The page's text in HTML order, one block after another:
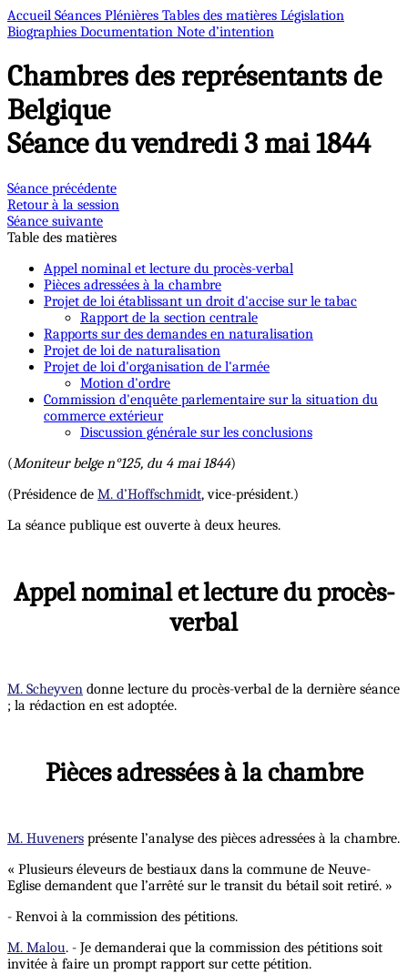
Accueil Séances Plénières Tables des matières Législation
Biographies Documentation Note d’intention
Chambres des représentants de
Belgique
Séance du vendredi 3 mai 1844
Séance précédente
Retour à la session
Séance suivante
Table des matières
Appel nominal et lecture du procès-verbal
Pièces adressées à la chambre
Projet de loi établissant un droit d'accise sur le tabac
Rapport de la section centrale
Rapports sur des demandes en naturalisation
Projet de loi de naturalisation
Projet de loi d'organisation de l'armée
Motion d'ordre
Commission d'enquête parlementaire sur la situation du
commerce extérieur
Discussion générale sur les conclusions
(Moniteur belge n°125, du 4 mai 1844)
(Présidence de M. d’Hoffschmidt, vice-président.)
La séance publique est ouverte à deux heures.
Appel nominal et lecture du procès-
verbal
M. Scheyven donne lecture du procès-verbal de la dernière séance
; la rédaction en est adoptée.
Pièces adressées à la chambre
M. Huveners présente l’analyse des pièces adressées à la chambre.
« Plusieurs éleveurs de bestiaux dans la commune de Neuve-
Eglise demandent que l’arrêté sur le transit du bétail soit retiré. »
- Renvoi à la commission des pétitions.
M. Malou. - Je demanderai que la commission des pétitions soit
invitée à faire un prompt rapport sur cette pétition.